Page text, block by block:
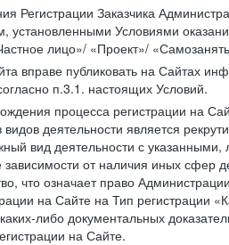
Регистрации Заказчика
установленными Условиями
лицо»/ «Проект»/
вправе публиковать на Сайтах
п.3.1. настоящих Условий.
процесса регистрации на
деятельности является
вид деятельности с
от наличия иных сфер
что означает право
на Сайте на Тип регистрации
либо документальных
на Сайте.